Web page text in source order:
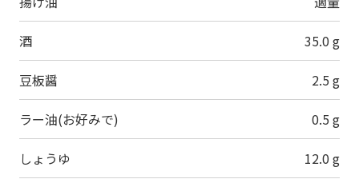
酒 35.0 g
豆板醤 2.5 g
ラー油(お好みで) 0.5 g
しょうゆ 12.0 g